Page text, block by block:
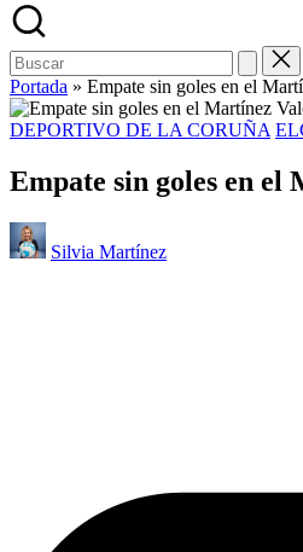
Portada » Empate sin goles en el
Publicado
DEPORTIVO DE LA CORUÑA
Empate sin goles en el
Publicado
por
Silvia Martínez